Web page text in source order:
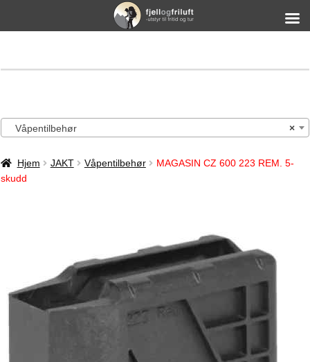
×
Våpentilbehør
Hjem JAKT Våpentilbehør
MAGASIN CZ 600 223 REM. 5-
skudd